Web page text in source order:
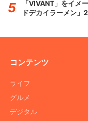
「VIVANT」をイ
ドデカイラーメン」
コンテンツ
ライフ
グルメ
デジタル